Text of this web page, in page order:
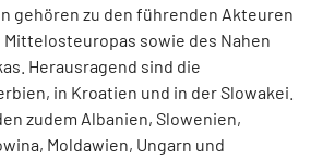
gehören zu den führenden Akteuren
sowie des Nahen
Herausragend sind die
in Kroatien und in der Slowakei.
zudem Albanien, Slowenien,
Moldawien, Ungarn und